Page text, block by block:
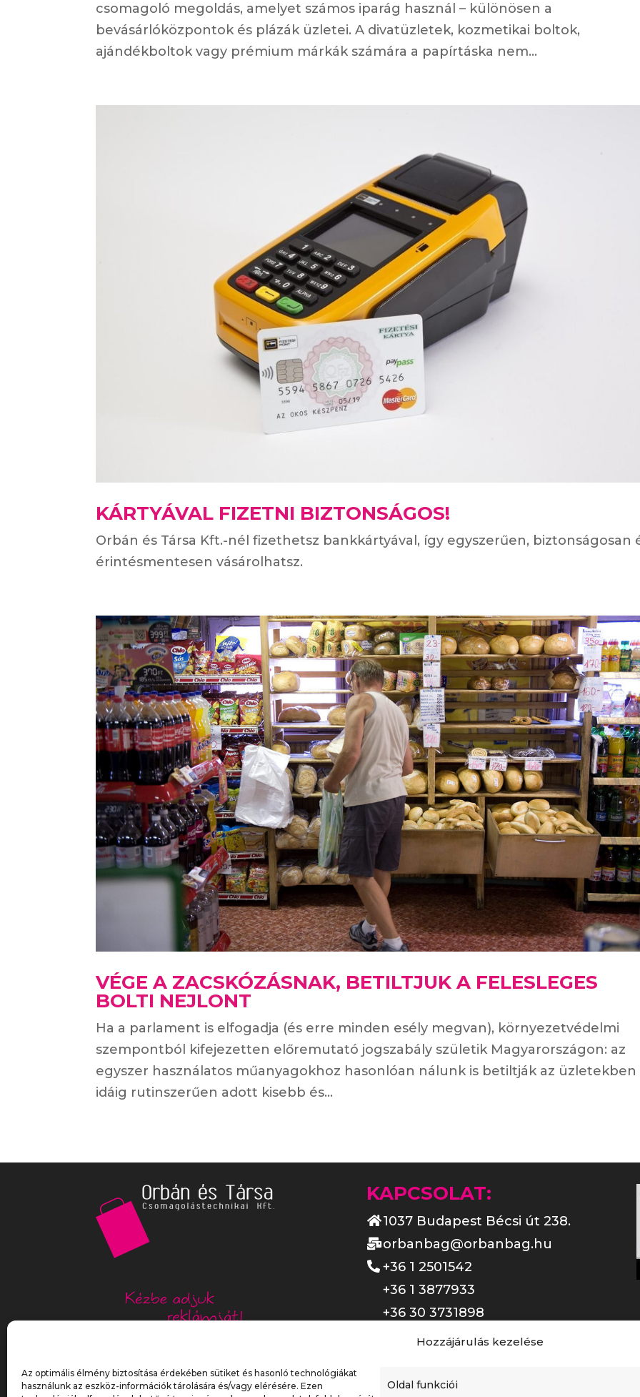
Hozzájárulás kezelése
Az optimális élmény biztosítása érdekében sütiket és hasonló technológiákat
használunk az eszköz-információk tárolására és/vagy elérésére. Ezen
Oldal funkciói
csomagoló megoldás, amelyet számos iparág használ – különösen a
bevásárlóközpontok és plázák üzletei. A divatüzletek, kozmetikai boltok,
ajándékboltok vagy prémium márkák számára a papírtáska nem...
KÁRTYÁVAL FIZETNI BIZTONSÁGOS!
Orbán és Társa Kft.-nél fizethetsz bankkártyával, így egyszerűen, biztonságosan
érintésmentesen vásárolhatsz.
VÉGE A ZACSKÓZÁSNAK, BETILTJUK A FELESLEGES
BOLTI NEJLONT
Ha a parlament is elfogadja (és erre minden esély megvan), környezetvédelmi
szempontból kifejezetten előremutató jogszabály születik Magyarországon: az
egyszer használatos műanyagokhoz hasonlóan nálunk is betiltják az üzletekben
idáig rutinszerűen adott kisebb és...
KAPCSOLAT:
1037 Budapest Bécsi út 238.
orbanbag@orbanbag.hu
+36 1 2501542
+36 1 3877933
+36 30 3731898
Nyitvatartás:
Péntek: 08:30-15:30